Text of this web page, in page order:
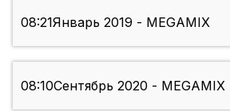
08:21Январь 2019 - MEGAMIX
08:10Сентябрь 2020 - MEGAMIX